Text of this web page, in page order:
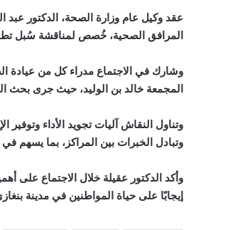
عقد وكيل عام وزارة الصحة، الدكتور عبد
المرافق الصحية، خُصص لمناقشة سُبل
وشارك في الاجتماع مدراء كل من عيادة
المجمعة خالد بن الوليد، حيث جرى بحث
وتناول النقاش آليات تجويد الأداء وتوفير
وتبادل الخبرات بين المراكز، بما
وأكد الدكتور عقيلة خلال الاجتماع على
إيجابًا على حياة المواطنين في مدينة